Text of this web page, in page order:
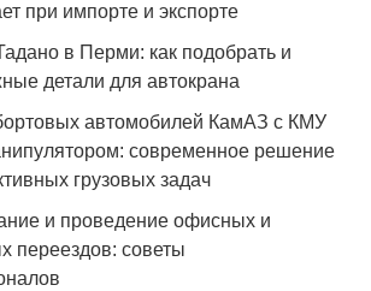
при импорте и экспорте
в Перми: как подобрать и
детали для автокрана
автомобилей КамАЗ с КМУ
современное решение
грузовых задач
и проведение офисных и
переездов: советы